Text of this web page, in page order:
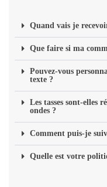
Quand vais je
Que faire si ma
Pouvez-vous
texte ?
Les tasses sont-elles
ondes ?
Comment puis-je
Quelle est votre